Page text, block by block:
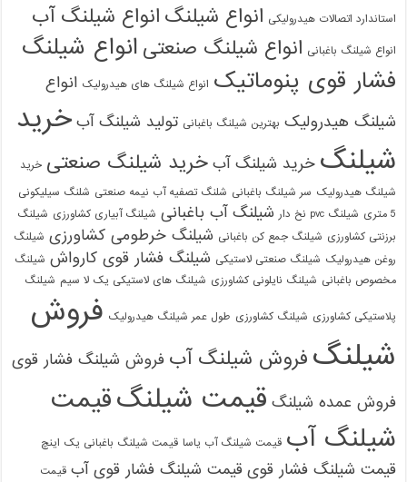
استاندارد اتصالات هیدرولیکی انواع شیلنگ انواع شیلنگ آب
انواع شیلنگ باغبانی انواع شیلنگ صنعتی انواع شیلنگ
فشار قوی پنوماتیک انواع شیلنگ های هیدرولیک انواع
شیلنگ هیدرولیک بهترین شیلنگ باغبانی تولید شیلنگ آب خرید
شیلنگ خرید شیلنگ آب خرید شیلنگ صنعتی خرید
شیلنگ هیدرولیک سر شیلنگ باغبانی شلنگ تصفیه آب نیمه صنعتی شلنگ سیلیکونی
5 متری
شیلنگ pvc نخ دار شیلنگ آب باغبانی شیلنگ آبیاری کشاورزی شیلنگ
برزنتی کشاورزی شیلنگ جمع کن باغبانی شیلنگ خرطومی کشاورزی شیلنگ
روغن هیدرولیک شیلنگ صنعتی لاستیکی شیلنگ فشار قوی کارواش شیلنگ
مخصوص باغبانی شیلنگ نایلونی کشاورزی شیلنگ های لاستیکی یک لا سیم شیلنگ
پلاستیکی کشاورزی شیلنگ کشاورزی طول عمر شیلنگ هیدرولیک فروش
شیلنگ فروش شیلنگ آب فروش شیلنگ فشار قوی
فروش عمده شیلنگ قیمت شیلنگقیمت
شیلنگ آب قیمت شیلنگ آب یاسا قیمت شیلنگ باغبانی یک اینچ
قیمت شیلنگ فشار قوی قیمت شیلنگ فشار قوی آب قیمت
021-33112528